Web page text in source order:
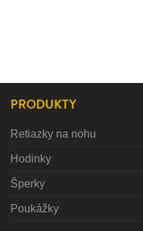
PRODUKTY
Retiazky na nohu
Hodinky
Šperky
Poukážky